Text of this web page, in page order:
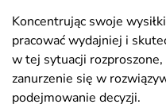
Koncentrując swoje
pracować wydajniej i
w tej sytuacji rozproszone,
zanurzenie się w
podejmowanie decyzji.